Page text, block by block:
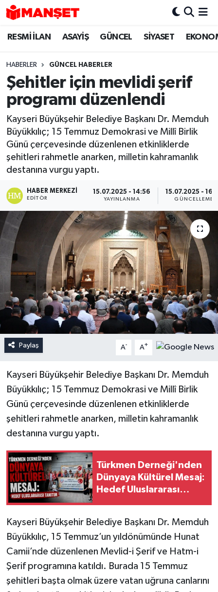
RESMİ İLAN ASAYİŞ GÜNCEL SİYASET
HABERLER GÜNCEL HABERLER
Şehitler için mevlidi şerif
programı düzenlendi
Kayseri Büyükşehir Belediye Başkanı Dr. Memduh
Büyükkılıç; 15 Temmuz Demokrasi ve Millî Birlik
Günü çerçevesinde düzenlenen etkinliklerde
şehitleri rahmetle anarken, milletin kahramanlık
destanına vurgu yaptı.
HABER MERKEZI
EDITÖR
15.07.2025 - 14:56
YAYINLANMA
15.07.2025 -
GÜNCELLEME
Paylaş A- A+
Kayseri Büyükşehir Belediye Başkanı Dr. Memduh
Büyükkılıç; 15 Temmuz Demokrasi ve Millî Birlik
Günü çerçevesinde düzenlenen etkinliklerde
şehitleri rahmetle anarken, milletin kahramanlık
destanına vurgu yaptı.
Türkmen Derneği'nden
Dünyaya Kültürel Mesaj:
Hedef Uluslararası
Kayseri Büyükşehir Belediye Başkanı Dr. Memduh
Büyükkılıç, 15 Temmuz’un yıldönümünde Hunat
Camii’nde düzenlenen Mevlid-i Şerif ve Hatm-i
Şerif programına katıldı. Burada 15 Temmuz
şehitleri başta olmak üzere vatan uğruna canlarını
Hava Durumu
Trafik Durumu
Süper Lig Puan Durumu ve Fikstür
Son Dakika Haberleri
Haber Arşivi